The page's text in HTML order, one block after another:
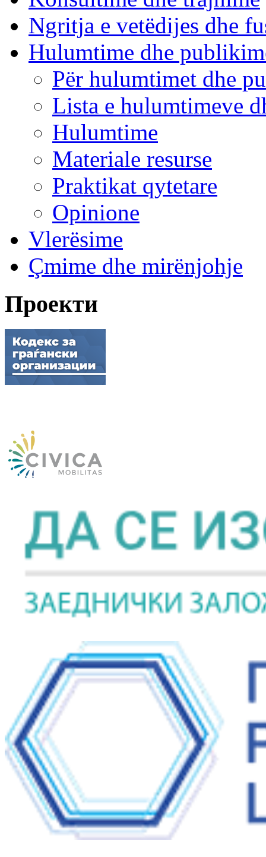
Ngritja e vetëdijes dhe
Hulumtime dhe
Për hulumtimet dhe
Lista e hulumtimeve
Hulumtime
Materiale resurse
Praktikat qytetare
Opinione
Vlerësime
Çmime dhe mirënjohje
Проекти